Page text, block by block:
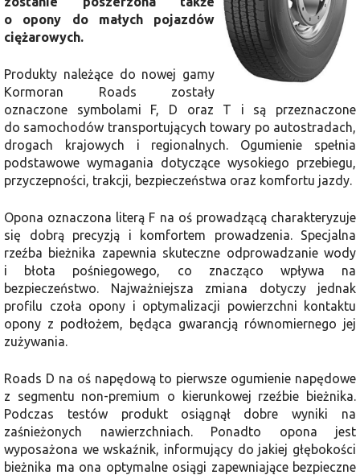
o opony do małych pojazdów
ciężarowych.
Produkty należące do nowej gamy
Kormoran Roads zostały
oznaczone symbolami F, D oraz T i są przeznaczone
do samochodów transportujących towary po autostradach,
drogach krajowych i regionalnych. Ogumienie spełnia
podstawowe wymagania dotyczące wysokiego przebiegu,
przyczepności, trakcji, bezpieczeństwa oraz komfortu jazdy.
Opona oznaczona literą F na oś prowadzącą charakteryzuje
się dobrą precyzją i komfortem prowadzenia. Specjalna
rzeźba bieżnika zapewnia skuteczne odprowadzanie wody
i błota pośniegowego, co znacząco wpływa na
bezpieczeństwo. Najważniejsza zmiana dotyczy jednak
profilu czoła opony i optymalizacji powierzchni kontaktu
opony z podłożem, będąca gwarancją równomiernego jej
zużywania.
Roads D na oś napędową to pierwsze ogumienie napędowe
z segmentu non-premium o kierunkowej rzeźbie bieżnika.
Podczas testów produkt osiągnął dobre wyniki na
zaśnieżonych nawierzchniach. Ponadto opona jest
wyposażona we wskaźnik, informujący do jakiej głębokości
bieżnika ma ona optymalne osiągi zapewniające bezpieczne